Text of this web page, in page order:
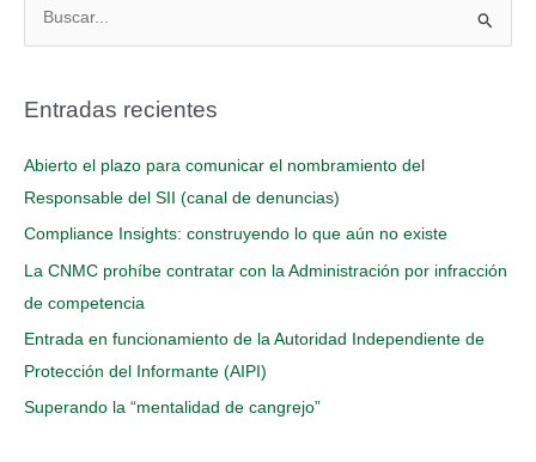
c
r
:
Entradas recientes
Abierto el plazo para comunicar el nombramiento del
Responsable del SII (canal de denuncias)
Compliance Insights: construyendo lo que aún no existe
La CNMC prohíbe contratar con la Administración por infracción
de competencia
Entrada en funcionamiento de la Autoridad Independiente de
Protección del Informante (AIPI)
Superando la “mentalidad de cangrejo”